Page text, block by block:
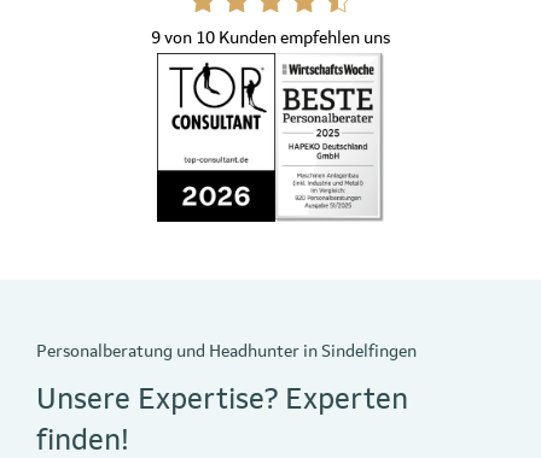
9 von 10 Kunden empfehlen uns
Personalberatung und Headhunter in Sindelfingen
Unsere Expertise? Experten
finden!